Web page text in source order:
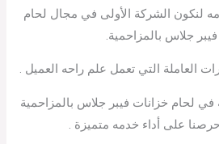
لنكون الشركة الأولى في مجال لحام
جلاس بالمزاحمية.
العاملة التي تعمل علم راحه العميل .
في لحام خزانات فيبر جلاس بالمزاحمية
حرصنا على أداء خدمه متميزة .